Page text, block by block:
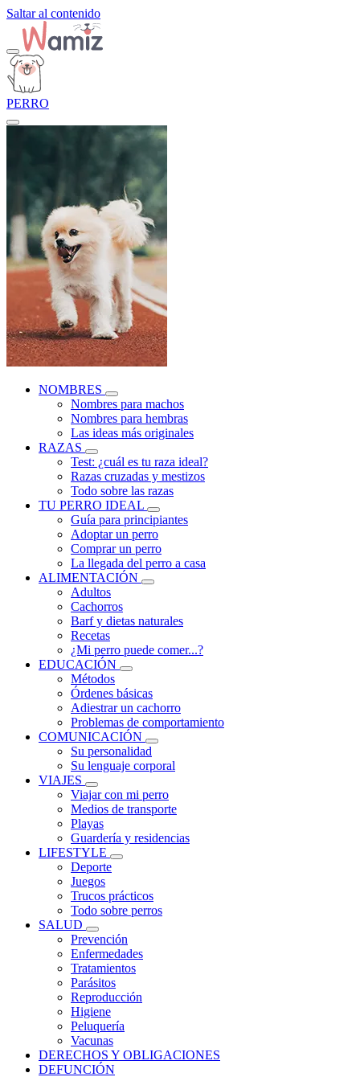
Saltar al contenido
PERRO
NOMBRES
Nombres para machos
Nombres para hembras
Las ideas más originales
RAZAS
Test: ¿cuál es tu raza ideal?
Razas cruzadas y mestizos
Todo sobre las razas
TU PERRO IDEAL
Guía para principiantes
Adoptar un perro
Comprar un perro
La llegada del perro a casa
ALIMENTACIÓN
Adultos
Cachorros
Barf y dietas naturales
Recetas
¿Mi perro puede comer...?
EDUCACIÓN
Métodos
Órdenes básicas
Adiestrar un cachorro
Problemas de comportamiento
COMUNICACIÓN
Su personalidad
Su lenguaje corporal
VIAJES
Viajar con mi perro
Medios de transporte
Playas
Guardería y residencias
LIFESTYLE
Deporte
Juegos
Trucos prácticos
Todo sobre perros
SALUD
Prevención
Enfermedades
Tratamientos
Parásitos
Reproducción
Higiene
Peluquería
Vacunas
DERECHOS Y OBLIGACIONES
DEFUNCIÓN